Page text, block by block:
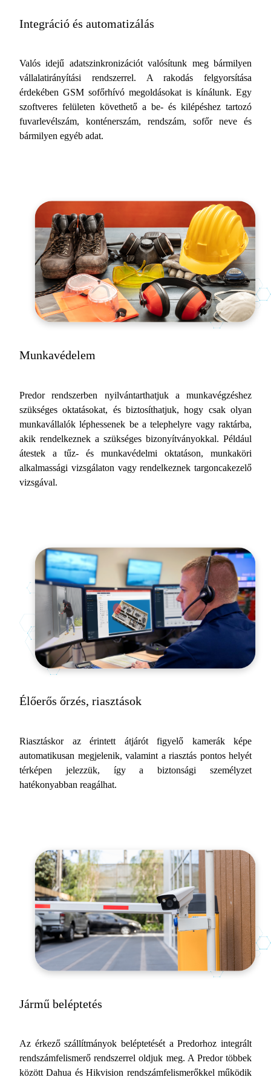
Integráció és automatizálás
Valós idejű adatszinkronizációt valósítunk meg bármilyen
vállalatirányítási rendszerrel. A rakodás felgyorsítása
érdekében GSM sofőrhívó megoldásokat is kínálunk. Egy
szoftveres felületen követhető a be- és kilépéshez tartozó
fuvarlevélszám, konténerszám, rendszám, sofőr neve és
bármilyen egyéb adat.
Munkavédelem
Predor rendszerben nyilvántarthatjuk a munkavégzéshez
szükséges oktatásokat, és biztosíthatjuk, hogy csak olyan
munkavállalók léphessenek be a telephelyre vagy raktárba,
akik rendelkeznek a szükséges bizonyítványokkal. Például
átestek a tűz- és munkavédelmi oktatáson, munkaköri
alkalmassági vizsgálaton vagy rendelkeznek targoncakezelő
vizsgával.
Élőerős őrzés, riasztások
Riasztáskor az érintett átjárót figyelő kamerák képe
automatikusan megjelenik, valamint a riasztás pontos helyét
térképen jelezzük, így a biztonsági személyzet
hatékonyabban reagálhat.
Jármű beléptetés
Az érkező szállítmányok beléptetését a Predorhoz integrált
rendszámfelismerő rendszerrel oldjuk meg. A Predor többek
között Dahua és Hikvision rendszámfelismerőkkel működik